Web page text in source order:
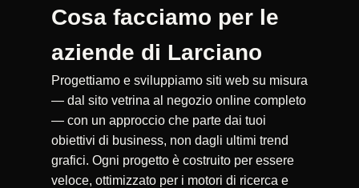
Cosa facciamo per le
aziende di Larciano
Progettiamo e sviluppiamo siti web su misura
— dal sito vetrina al negozio online completo
— con un approccio che parte dai tuoi
obiettivi di business, non dagli ultimi trend
grafici. Ogni progetto è costruito per essere
veloce, ottimizzato per i motori di ricerca e